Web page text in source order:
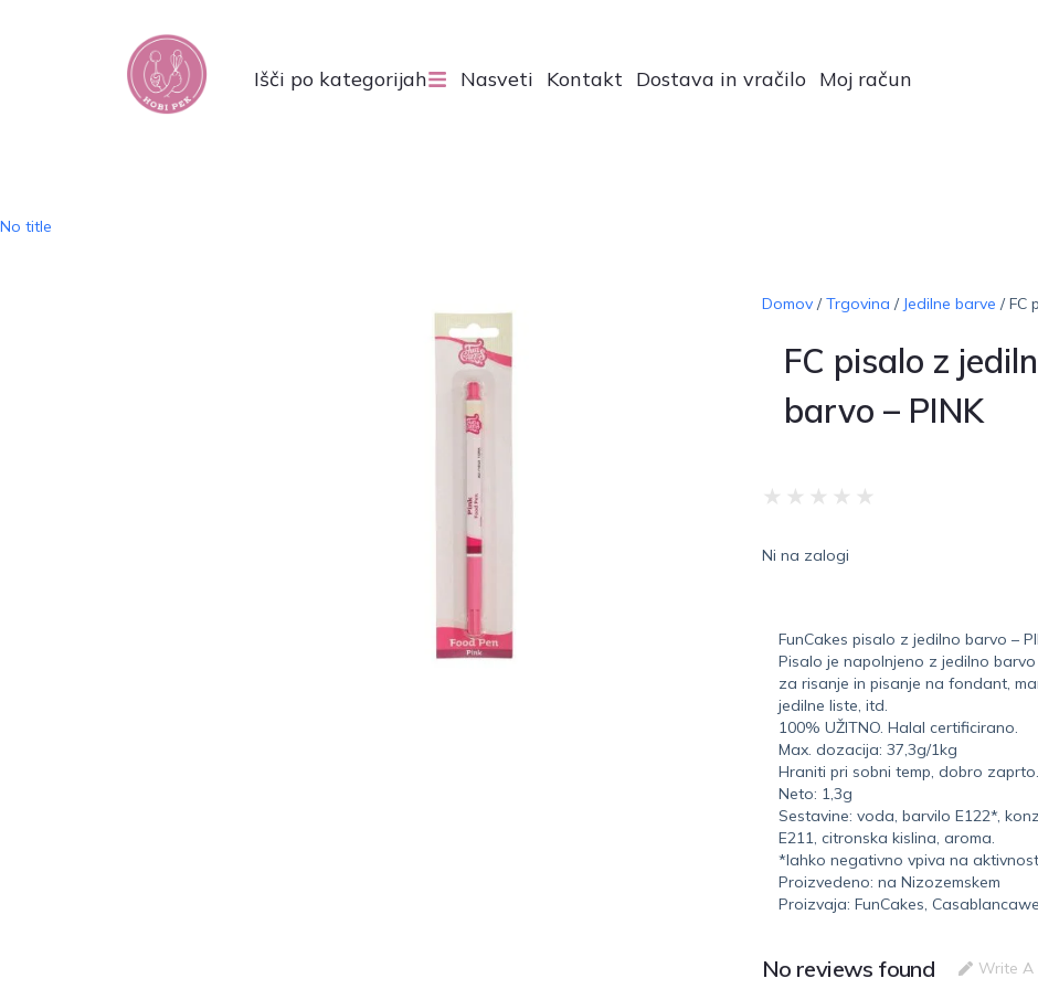
Išči po kategorijah Nasveti Kontakt Dostava in vračilo Moj račun
No title
Domov/Trgovina / Jedilne barve / FC
FC pisalo z
barvo – PINK
★ ★ ★ ★ ★
Ni na zalogi
FunCakes pisalo z jedilno barvo –
Pisalo je napolnjeno z jedilno barvo
za risanje in pisanje na fondant,
jedilne liste, itd.
100% UŽITNO. Halal certificirano.
Max. dozacija: 37,3g/1kg
Hraniti pri sobni temp, dobro zaprto.
Neto: 1,3g
Sestavine: voda, barvilo E122*,
E211, citronska kislina, aroma.
*lahko negativno vpiva na
Proizvedeno: na Nizozemskem
Proizvaja: FunCakes,
No reviews found Write A